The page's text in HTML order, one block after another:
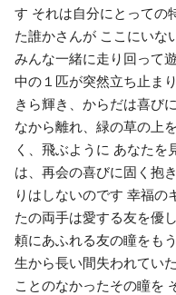
す それは自分にとっての
た誰かさんが ここにいな
みんな一緒に走り回って
中の１匹が突然立ち止ま
きら輝き、からだは喜び
なから離れ、緑の草の上
く、飛ぶように あなた
は、再会の喜びに固く抱
りはしないのです 幸福の
たの両手は愛する友を優
頼にあふれる友の瞳をも
生から長い間失われてい
ことのなかったその瞳を